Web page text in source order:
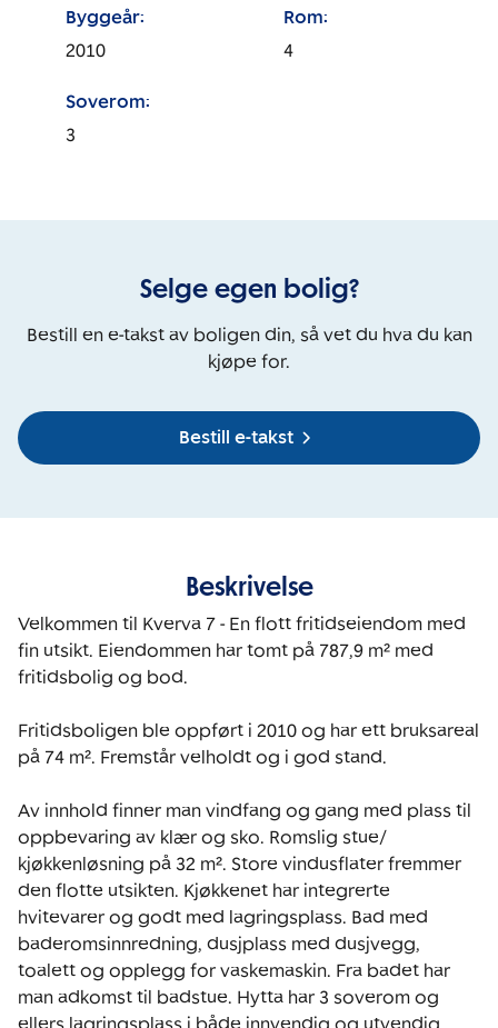
Byggeår:
2010
Rom:
4
Soverom:
3
Selge egen bolig?
Bestill en e-takst av boligen din, så vet du hva du kan
kjøpe for.
Bestill e-takst
Beskrivelse
Velkommen til Kverva 7 - En flott fritidseiendom med
fin utsikt. Eiendommen har tomt på 787,9 m² med
fritidsbolig og bod.
Fritidsboligen ble oppført i 2010 og har ett bruksareal
på 74 m². Fremstår velholdt og i god stand.
Av innhold finner man vindfang og gang med plass til
oppbevaring av klær og sko. Romslig stue/
kjøkkenløsning på 32 m². Store vindusflater fremmer
den flotte utsikten. Kjøkkenet har integrerte
hvitevarer og godt med lagringsplass. Bad med
baderomsinnredning, dusjplass med dusjvegg,
toalett og opplegg for vaskemaskin. Fra badet har
man adkomst til badstue. Hytta har 3 soverom og